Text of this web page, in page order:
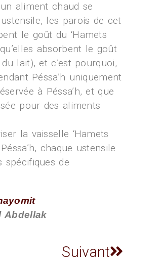
aliment chaud se
les parois de cet
le goût du ‘Hamets
absorbent le goût
lait), et c’est pourquoi,
Péssa’h uniquement
à Péssa’h, et que
pour des aliments
la vaisselle ‘Hamets
chaque ustensile
spécifiques de
Abdellak
Suivant